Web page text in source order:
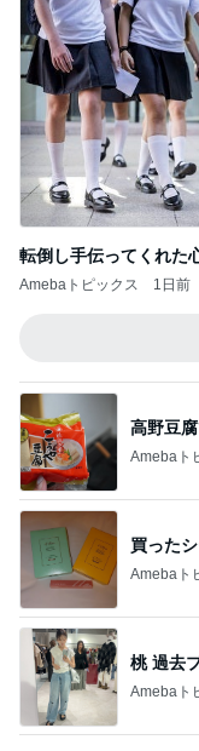
転倒し手伝ってくれた
Amebaトピックス 1日前
高野豆
Amebaト
買った
Amebaト
桃 過去
Amebaト